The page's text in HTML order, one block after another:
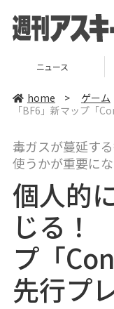
ニュース
home > ゲーム
「BF6」新マップ「
毒ガスが蔓延す
使うかが重要に
個人的
じる！
プ「
先行プ